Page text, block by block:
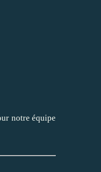
notre équipe